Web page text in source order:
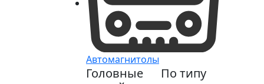
Автомагнитолы
Головные
По типу